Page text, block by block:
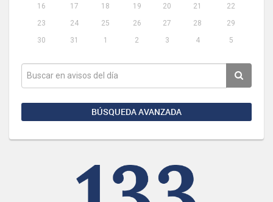
16
17 18 19 20 21
22
23
24 25 26 27 28
29
30
31 1 2 3 4 5
BÚSQUEDA AVANZADA